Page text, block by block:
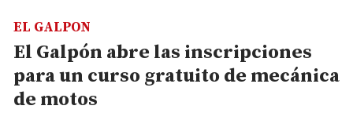
El Galpón abre las inscripciones
para un curso gratuito de mecánica
de motos
EL GALPON